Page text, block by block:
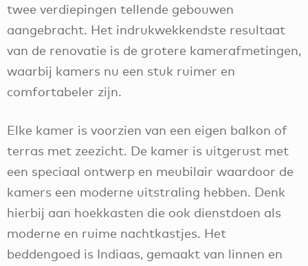
twee verdiepingen tellende gebouwen
aangebracht. Het indrukwekkendste resultaat
van de renovatie is de grotere kamerafmetingen,
waarbij kamers nu een stuk ruimer en
comfortabeler zijn.
Elke kamer is voorzien van een eigen balkon of
terras met zeezicht. De kamer is uitgerust met
een speciaal ontwerp en meubilair waardoor de
kamers een moderne uitstraling hebben. Denk
hierbij aan hoekkasten die ook dienstdoen als
moderne en ruime nachtkastjes. Het
beddengoed is Indiaas, gemaakt van linnen en